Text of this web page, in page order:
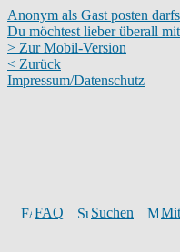
Anonym als Gast posten
Du möchtest lieber überall
> Zur Mobil-Version
< Zurück
Impressum/Datenschutz
FAQ Suchen